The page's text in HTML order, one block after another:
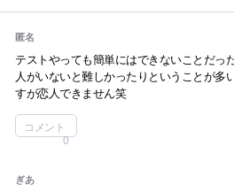
匿名
テストやっても簡単にはできないことだっ
人がいないと難しかったりということが多
すが恋人できません笑
コメント
0
ぎあ